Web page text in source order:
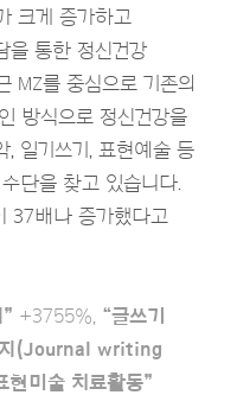
크게 증가하고
을 통한 정신건강
MZ를 중심으로 기존의
방식으로 정신건강을
, 일기쓰기, 표현예술 등
단을 찾고 있습니다.
37배나 증가했다고
+3755%, “글쓰기
지(Journal writing
현미술 치료활동”